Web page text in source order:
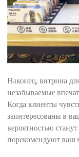
Наконец, витрина
незабываемые
Когда клиенты
заинтересованы в
вероятностью
порекомендуют ваш